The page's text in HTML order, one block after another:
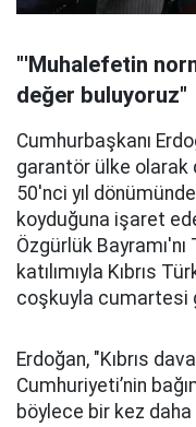
"'Muhalefetin
değer buluyoruz"
Cumhurbaşkanı
garantör ülke olarak
50'nci yıl
koyduğuna işaret
Özgürlük
katılımıyla Kıbrıs
coşkuyla cumartesi
Erdoğan, "Kıbrıs
Cumhuriyeti’nin
böylece bir kez